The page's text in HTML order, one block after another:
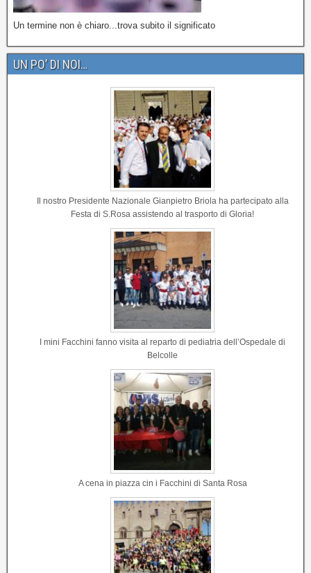
Un termine non è chiaro...trova subito il significato
UN PO’ DI NOI…
Il nostro Presidente Nazionale Gianpietro Briola ha partecipato alla
Festa di S.Rosa assistendo al trasporto di Gloria!
I mini Facchini fanno visita al reparto di pediatria dell’Ospedale di
Belcolle
A cena in piazza cin i Facchini di Santa Rosa